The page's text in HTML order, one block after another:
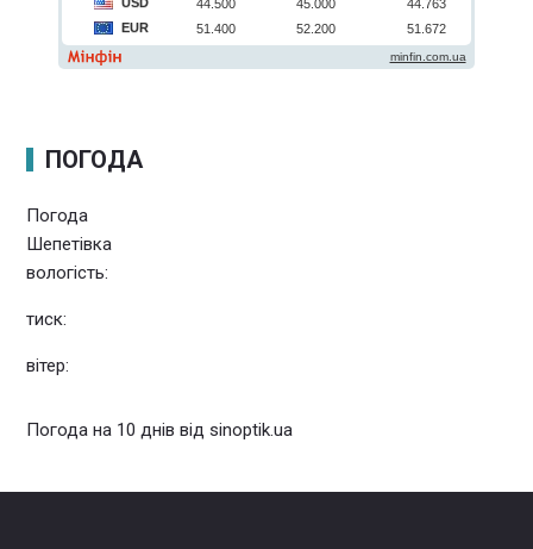
ПОГОДА
Погода
Шепетівка
вологість:
тиск:
вітер:
Погода на 10 днів відsinoptik.ua